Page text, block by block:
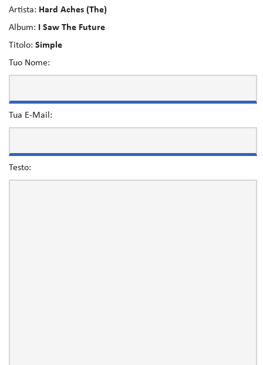
Artista: Hard Aches (The)
Album:
I Saw The Future
Titolo: Simple
Tuo Nome:
Tua E-Mail:
Testo: